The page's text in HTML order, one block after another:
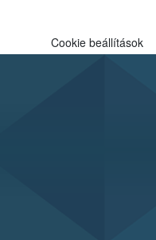
Cookie beállítások